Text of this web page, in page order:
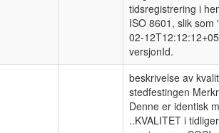
tidsregistrering i
ISO 8601, slik som
02-
versjonId.
beskrivelse av
stedfestingen
Denne er identisk
..KVALITET i